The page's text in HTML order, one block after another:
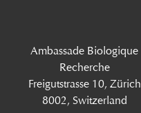
Ambassade Biologique
Recherche
Freigutstrasse 10, Zürich
8002, Switzerland